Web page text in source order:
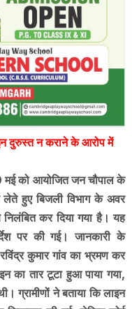
दुरुस्त न कराने के आरोप में
को आयोजित जन चौपाल के
लेते हुए बिजली विभाग के अवर
कर दिया गया है। यह
पर की गई। जानकारी के
कुमार गांव का भ्रमण कर
का तार टूटा हुआ पाया गया,
ग्रामीणों ने बताया कि लाइन